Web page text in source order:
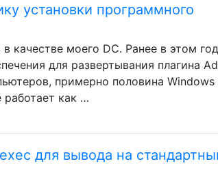
установки программного
качестве моего DC. Ранее в этом
для развертывания плагина
примерно половина Windows
как …
для вывода на